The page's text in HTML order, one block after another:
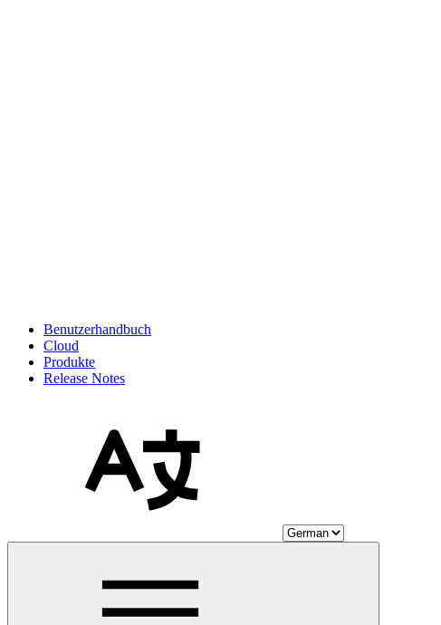
Benutzerhandbuch
Cloud
Produkte
Release Notes